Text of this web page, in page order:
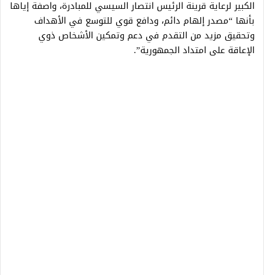
الكبير لرعاية قرينة الرئيس انتصار السيسي للمبادرة، واصفة إياها
بأنها “مصدر إلهام دائم، ودافع قوي للتوسع في الأهداف
وتحقيق مزيد من التقدم في دعم وتمكين الأشخاص ذوي
الإعاقة على امتداد الجمهورية”.